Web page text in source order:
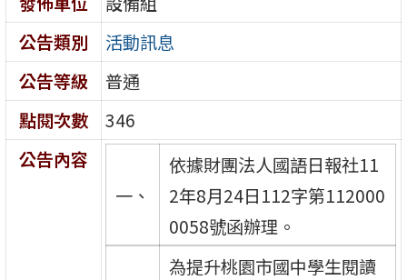
公告類別
活動訊息
公告等級
普通
點閱次數
346
公告內容
一、
依據財團法人國語日報社11
2年8月24日112字第112000
0058號函辦理。
為提升桃園市國中學生閱讀